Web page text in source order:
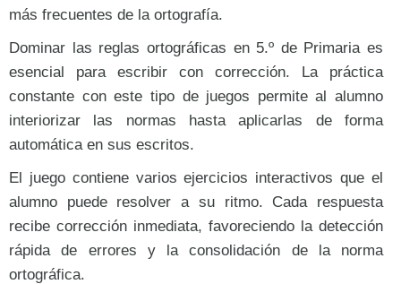
más frecuentes de la ortografía.
Dominar las reglas ortográficas en 5.º de Primaria es
esencial para escribir con corrección. La práctica
constante con este tipo de juegos permite al alumno
interiorizar las normas hasta aplicarlas de forma
automática en sus escritos.
El juego contiene varios ejercicios interactivos que el
alumno puede resolver a su ritmo. Cada respuesta
recibe corrección inmediata, favoreciendo la detección
rápida de errores y la consolidación de la norma
ortográfica.